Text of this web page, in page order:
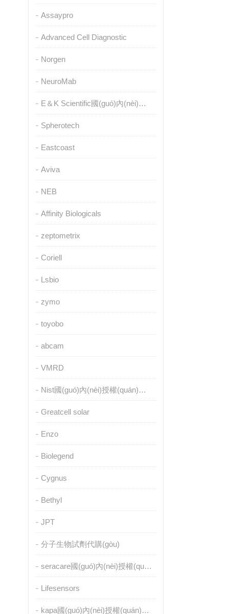
Assaypro
Advanced Cell Diagnostic
Norgen
NeuroMab
E＆K Scientific國(guó)內(nèi)授權(quán)代理
Spherotech
Eastcoast
Aviva
NEB
Affinity Biologicals
zeptometrix
Coriell
Lsbio
zymo
toyobo
abcam
VMRD
Nist國(guó)內(nèi)授權(quán)代理
Greatcell solar
Enzo
Biolegend
Cygnus
Bethyl
JPT
分子生物試劑代購(gòu)
seracare國(guó)內(nèi)授權(quán)代理
Lifesensors
kapa國(guó)內(nèi)授權(quán)代理